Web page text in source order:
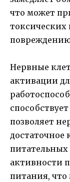
что может
токсических
Нервные
активации
позволяет
достаточное
питательных
активности
питания,